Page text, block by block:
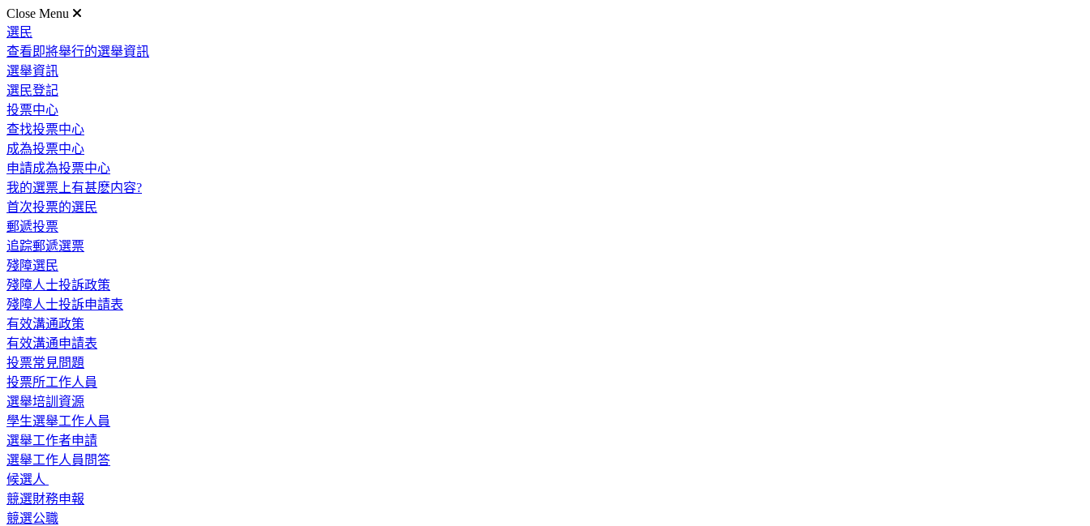
Close Menu
選民
查看即將舉行的選舉資訊
選舉資訊
選民登記
投票中心
查找投票中心
成為投票中心
申請成為投票中心
我的選票上有甚麽内容?
首次投票的選民
郵遞投票
追踪郵遞選票
殘障選民
殘障人士投訴政策
殘障人士投訴申請表
有效溝通政策
有效溝通申請表
投票常見問題
投票所工作人員
選舉培訓資源
學生選舉工作人員
選舉工作者申請
選舉工作人員問答
候選人
競選財務申報
競選公職